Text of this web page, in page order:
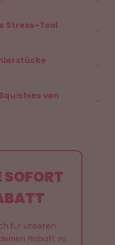
Stress-Tool
von
SOFORT
für unseren
Rabatt zu